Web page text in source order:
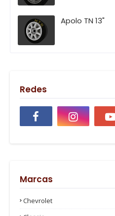
Apolo TN 13"
Redes
Marcas
Chevrolet